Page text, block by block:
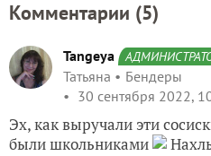
Комментарии (5)
Tangeya
Татьяна
Бендеры
30 сентября 2022,
Эх, как выручали эти
были школьниками